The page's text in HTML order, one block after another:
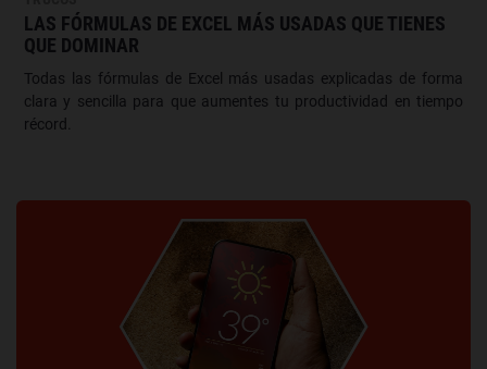
LAS FÓRMULAS DE EXCEL MÁS USADAS QUE TIENES
QUE DOMINAR
Todas las fórmulas de Excel más usadas explicadas de forma
clara y sencilla para que aumentes tu productividad en tiempo
récord.